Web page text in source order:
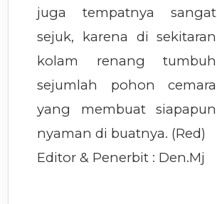
juga tempatnya sangat
sejuk, karena di sekitaran
kolam renang tumbuh
sejumlah pohon cemara
yang membuat siapapun
nyaman di buatnya. (Red)
Editor & Penerbit : Den.Mj